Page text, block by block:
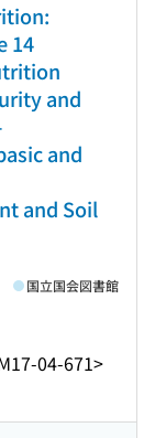
14
and
and
and Soil
04-671>
国立国会図書館